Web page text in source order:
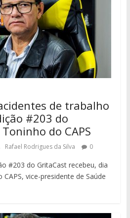
de trabalho
#203 do
do CAPS
Rafael Rodrigues da Silva 0
#203 do GritaCast recebeu, dia
vice-presidente de Saúde